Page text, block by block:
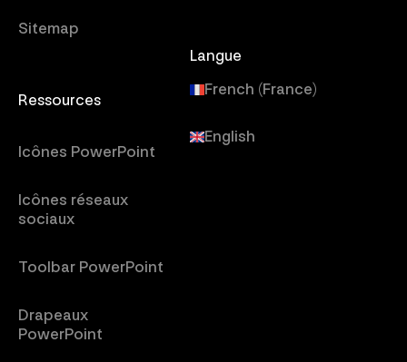
Sitemap
Ressources
Icônes PowerPoint
Icônes réseaux
sociaux
Toolbar PowerPoint
Drapeaux
PowerPoint
Langue
French (France)
English